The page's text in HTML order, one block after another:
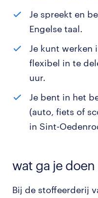
Je spreekt en
Engelse taal.
Je kunt werken
flexibel in te
uur.
Je bent in het
(auto, fiets of
in Sint-
wat ga je doen
Bij de stoffeerderij